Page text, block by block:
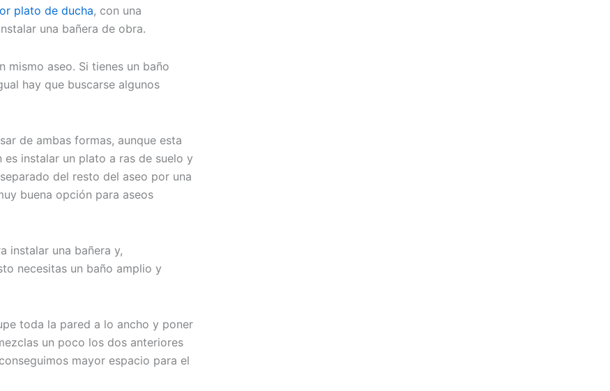
plato de ducha, con una
una bañera de obra.
mismo aseo. Si tienes un baño
hay que buscarse algunos
de ambas formas, aunque esta
instalar un plato a ras de suelo y
del resto del aseo por una
buena opción para aseos
instalar una bañera y,
necesitas un baño amplio y
toda la pared a lo ancho y poner
un poco los dos anteriores
mayor espacio para el